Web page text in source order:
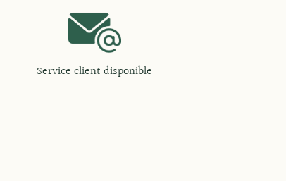
Service client disponible